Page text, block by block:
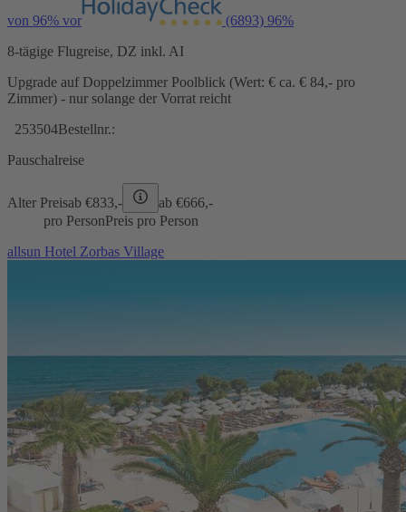
von 96% vor (6893) 96%
8-tägige Flugreise, DZ inkl. AI
Upgrade auf Doppelzimmer Poolblick (Wert: € ca. € 84,- pro
Zimmer) - nur solange der Vorrat reicht
253504Bestellnr.:
Pauschalreise
Alter Preisab €833,- ab €666,-
pro PersonPreis pro Person
allsun Hotel Zorbas Village